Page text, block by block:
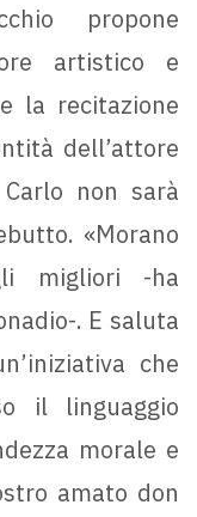
propone
artistico e
la recitazione
dell’attore
non sarà
«Morano
migliori -ha
. E saluta
che
il linguaggio
morale e
amato don